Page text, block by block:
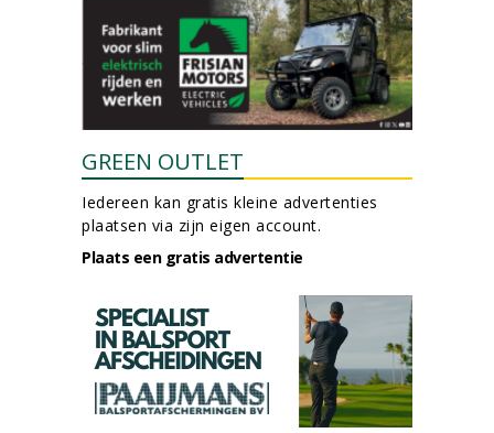
GREEN OUTLET
Iedereen kan gratis kleine advertenties
plaatsen via zijn eigen account.
Plaats een gratis advertentie